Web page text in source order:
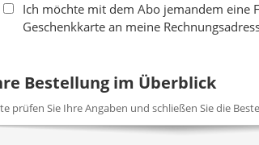
Ich möchte mit dem Abo jemandem eine
Geschenkkarte an meine
Bestellung im Überblick
prüfen Sie Ihre Angaben und schließen Sie die